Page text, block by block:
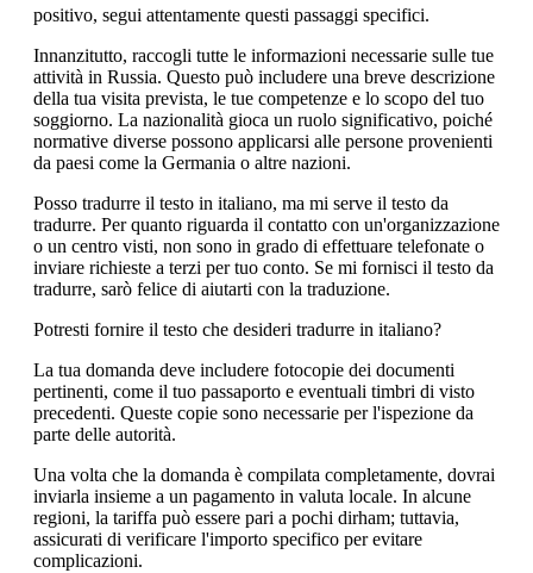
positivo, segui attentamente questi passaggi specifici.
Innanzitutto, raccogli tutte le informazioni necessarie sulle tue
attività in Russia. Questo può includere una breve descrizione
della tua visita prevista, le tue competenze e lo scopo del tuo
soggiorno. La nazionalità gioca un ruolo significativo, poiché
normative diverse possono applicarsi alle persone provenienti
da paesi come la Germania o altre nazioni.
Posso tradurre il testo in italiano, ma mi serve il testo da
tradurre. Per quanto riguarda il contatto con un'organizzazione
o un centro visti, non sono in grado di effettuare telefonate o
inviare richieste a terzi per tuo conto. Se mi fornisci il testo da
tradurre, sarò felice di aiutarti con la traduzione.
Potresti fornire il testo che desideri tradurre in italiano?
La tua domanda deve includere fotocopie dei documenti
pertinenti, come il tuo passaporto e eventuali timbri di visto
precedenti. Queste copie sono necessarie per l'ispezione da
parte delle autorità.
Una volta che la domanda è compilata completamente, dovrai
inviarla insieme a un pagamento in valuta locale. In alcune
regioni, la tariffa può essere pari a pochi dirham; tuttavia,
assicurati di verificare l'importo specifico per evitare
complicazioni.